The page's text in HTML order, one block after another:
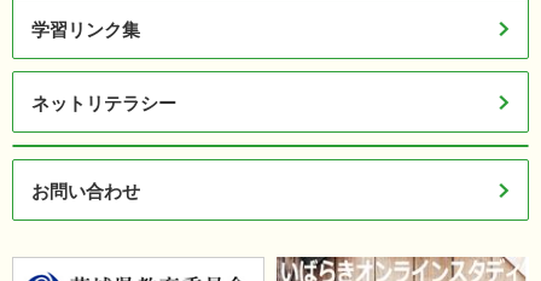
学習リンク集
ネットリテラシー
お問い合わせ